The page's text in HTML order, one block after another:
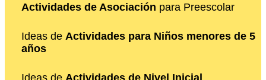
Actividades de Asociación para Preescolar
Ideas de Actividades para Niños menores de 5
años
Ideas de Actividades de Nivel Inicial